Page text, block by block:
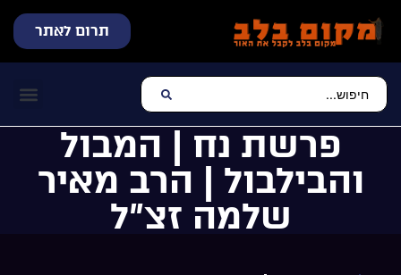
תרום לאתר
פרשת נח | המבול
והבילבול | הרב מאיר
שלמה זצ”ל